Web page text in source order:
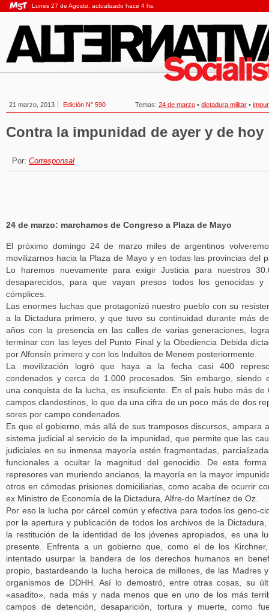
Lunes 27 de Agosto, actualizado hace 4 hs.
21 marzo, 2013 Edición N° 590 Temas: 24 de marzo • dictadura militar •
Contra la impunidad de ayer y de hoy
Por: Corresponsal
24 de marzo: marchamos de Congreso a Plaza de Mayo
El próximo domingo 24 de marzo miles de argentinos
movilizarnos hacia la Plaza de Mayo y en todas las provincias del
Lo haremos nuevamente para exigir Justicia para nuestros
desaparecidos, para que vayan presos todos los genocidas y
cómplices.
Las enormes luchas que protagonizó nuestro pueblo con su
a la Dictadura primero, y que tuvo su continuidad durante más
años con la presencia en las calles de varias generaciones,
terminar con las leyes del Punto Final y la Obediencia Debida
por Alfonsín primero y con los Indultos de Menem posteriormente.
La movilización logró que haya a la fecha casi 400
condenados y cerca de 1.000 procesados. Sin embargo, siendo
una conquista de la lucha, es insuficiente. En el país hubo más de
campos clandestinos, lo que da una cifra de un poco más de dos
sores por campo condenados.
Es que el gobierno, más allá de sus tramposos discursos, ampara
sistema judicial al servicio de la impunidad, que permite que las
judiciales en su inmensa mayoría estén fragmentadas,
funcionales a ocultar la magnitud del genocidio. De esta
represores van muriendo ancianos, la mayoría en la mayor
otros en cómodas prisiones domiciliarias, como acaba de ocurrir
ex Ministro de Economía de la Dictadura, Alfre-do Martínez de Oz.
Por eso la lucha por cárcel común y efectiva para todos los geno-
por la apertura y publicación de todos los archivos de la Dictadura,
la restitución de la identidad de los jóvenes apropiados, es una
presente. Enfrenta a un gobierno que, como el de los
intentado usurpar la bandera de los derechos humanos en
propio, bastardeando la lucha heroica de millones, de las Madres
organismos de DDHH. Así lo demostró, entre otras cosas, su
«asadito», nada más y nada menos que en uno de los más
campos de detención, desaparición, tortura y muerte, como